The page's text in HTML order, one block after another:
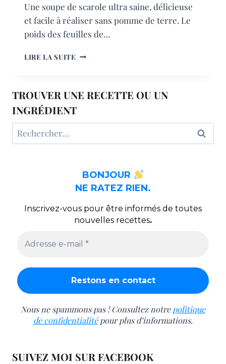
Une soupe de scarole ultra saine, délicieuse
et facile à réaliser sans pomme de terre. Le
poids des feuilles de…
LIRE LA SUITE SOUPE
TROUVER UNE RECETTE OU UN
INGRÉDIENT
Rechercher :
BONJOUR
NE RATEZ RIEN.
Inscrivez-vous pour être informés de toutes
nouvelles recettes.
Nous ne spammons pas ! Consultez notrepolitique
de confidentialitépour plus d’informations.
SUIVEZ MOI SUR FACEBOOK